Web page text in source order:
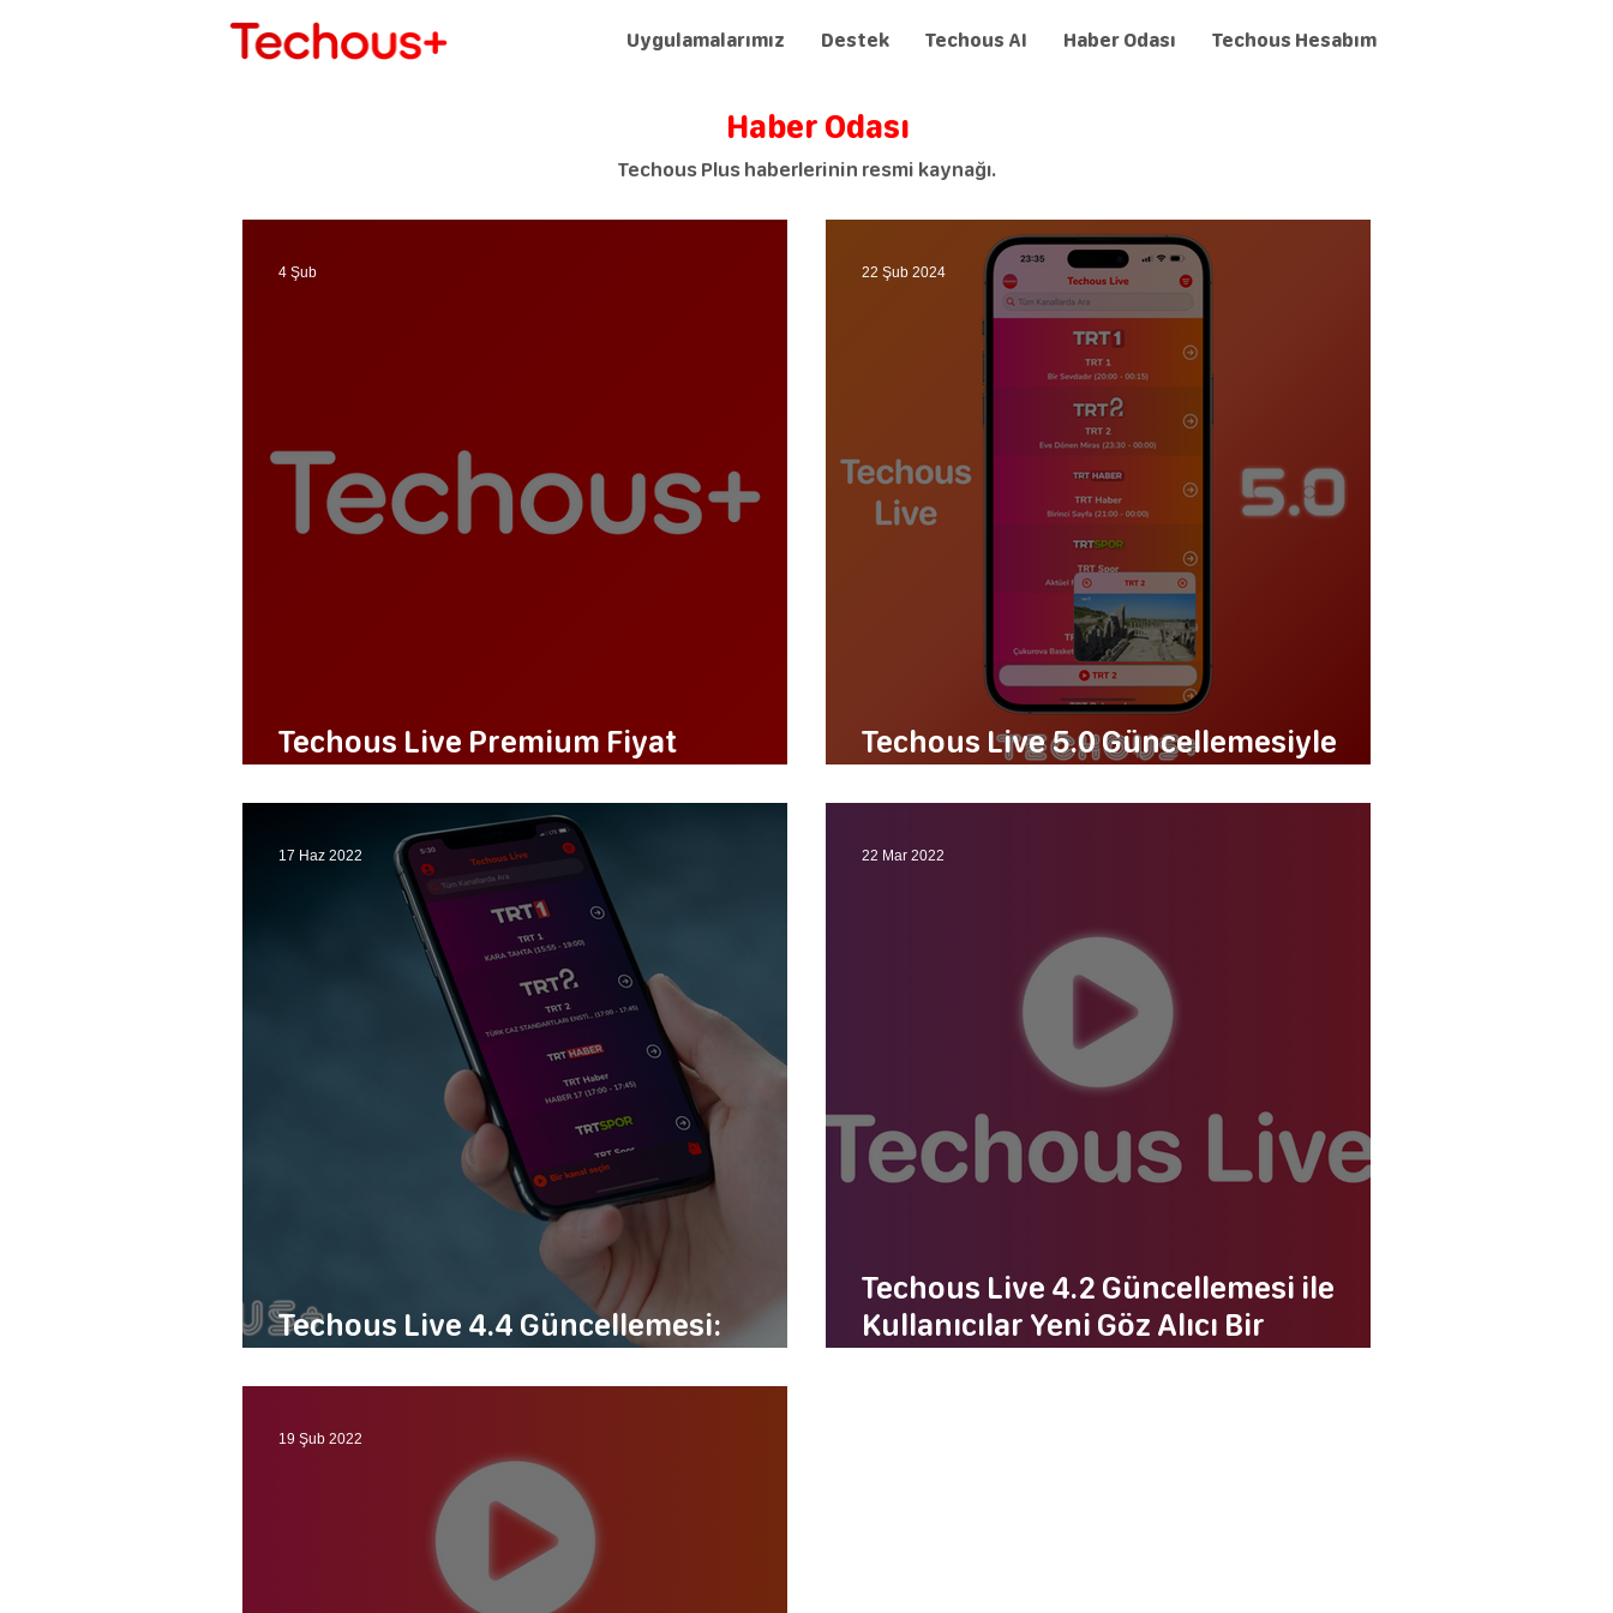
Uygulamalarımız Destek Techous AI Haber Odası Techous Hesabım
Haber Odası
Techous Plus haberlerinin resmi kaynağı.
Techous Live Premium Fiyat
4 Şub
Techous Live 5.0 Güncellemesiyle
22 Şub 2024
Techous Live 4.4 Güncellemesi:
17 Haz 2022
Techous Live 4.2 Güncellemesi ile
Kullanıcılar Yeni Göz Alıcı Bir
22 Mar 2022
19 Şub 2022